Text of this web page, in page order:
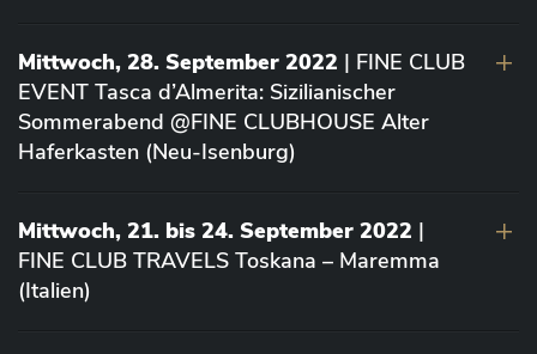
Mittwoch, 28. September 2022 | FINE CLUB
EVENT Tasca d’Almerita: Sizilianischer
Sommerabend @FINE CLUBHOUSE Alter
Haferkasten (Neu-Isenburg)
Mittwoch, 21. bis 24. September 2022 |
FINE CLUB TRAVELS Toskana – Maremma
(Italien)